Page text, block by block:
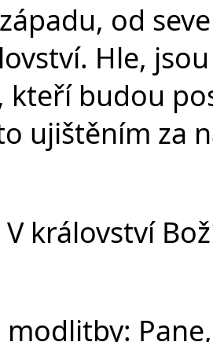
od
Hle,
kteří budou
ujištěním za
V království
modlitby: